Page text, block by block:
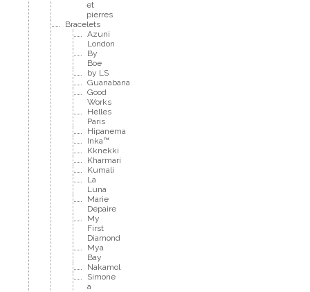
et
pierres
Bracelets
Azuni
London
By
Boe
by LS
Guanabana
Good
Works
Helles
Paris
Hipanema
Inka™
Kknekki
Kharmari
Kumali
La
Luna
Marie
Depaire
My
First
Diamond
Mya
Bay
Nakamol
Simone
à